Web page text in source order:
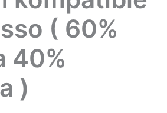
( 60%
40%
)